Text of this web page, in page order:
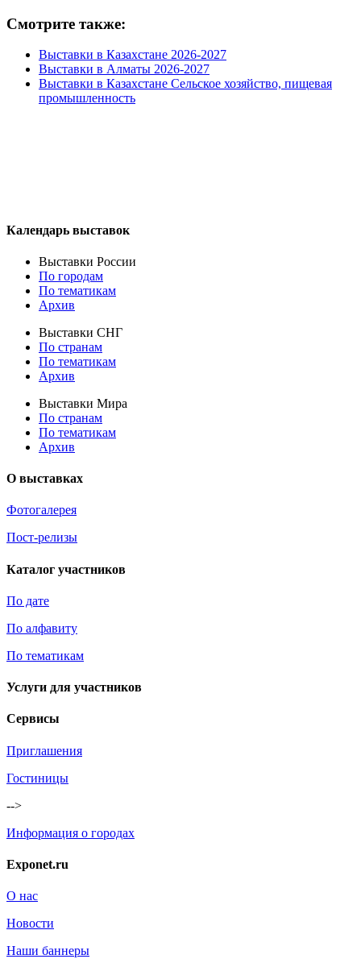
Смотрите также:
Выставки в Казахстане 2026-2027
Выставки в Алматы 2026-2027
Выставки в Казахстане Сельское хозяйство, пищевая
промышленность
Календарь выставок
Выставки России
По городам
По тематикам
Архив
Выставки СНГ
По странам
По тематикам
Архив
Выставки Мира
По странам
По тематикам
Архив
О выставках
Фотогалерея
Пост-релизы
Каталог участников
По дате
По алфавиту
По тематикам
Услуги для участников
Сервисы
Приглашения
Гостиницы
-->
Информация о городах
Exponet.ru
О нас
Новости
Наши баннеры